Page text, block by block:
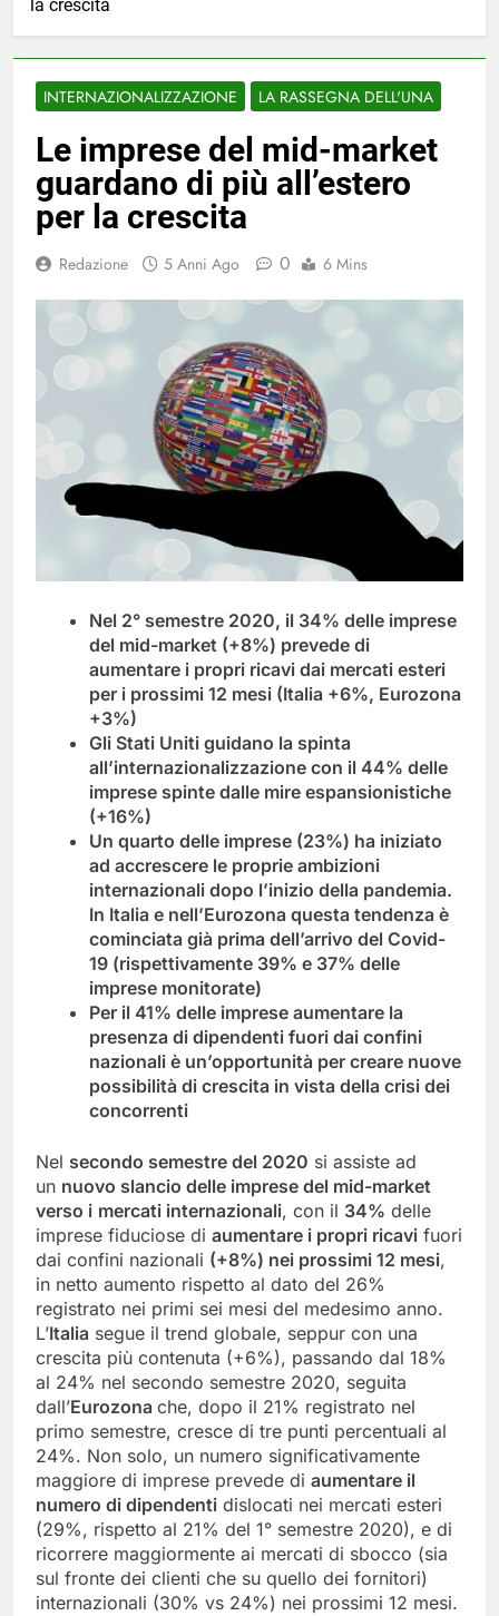
la crescita
INTERNAZIONALIZZAZIONE LA RASSEGNA DELL'UNA
Le imprese del mid-market
guardano di più all’estero
per la crescita
Redazione 5 Anni Ago 0 6 Mins
Nel 2° semestre 2020, il 34% delle imprese
del mid-market (+8%) prevede di
aumentare i propri ricavi dai mercati esteri
per i prossimi 12 mesi (Italia +6%, Eurozona
+3%)
Gli Stati Uniti guidano la spinta
all’internazionalizzazione con il 44% delle
imprese spinte dalle mire espansionistiche
(+16%)
Un quarto delle imprese (23%) ha iniziato
ad accrescere le proprie ambizioni
internazionali dopo l’inizio della pandemia.
In Italia e nell’Eurozona questa tendenza è
cominciata già prima dell’arrivo del Covid-
19 (rispettivamente 39% e 37% delle
imprese monitorate)
Per il 41% delle imprese aumentare la
presenza di dipendenti fuori dai confini
nazionali è un’opportunità per creare nuove
possibilità di crescita in vista della crisi dei
concorrenti
Nel secondo semestre del 2020 si assiste ad
un nuovo slancio delle imprese del mid-market
verso i mercati internazionali, con il 34% delle
imprese fiduciose di aumentare i propri ricavi fuori
dai confini nazionali (+8%) nei prossimi 12 mesi,
in netto aumento rispetto al dato del 26%
registrato nei primi sei mesi del medesimo anno.
L’Italia segue il trend globale, seppur con una
crescita più contenuta (+6%), passando dal 18%
al 24% nel secondo semestre 2020, seguita
dall’Eurozona che, dopo il 21% registrato nel
primo semestre, cresce di tre punti percentuali al
24%. Non solo, un numero significativamente
maggiore di imprese prevede di aumentare il
numero di dipendenti dislocati nei mercati esteri
(29%, rispetto al 21% del 1° semestre 2020), e di
ricorrere maggiormente ai mercati di sbocco (sia
sul fronte dei clienti che su quello dei fornitori)
internazionali (30% vs 24%) nei prossimi 12 mesi.